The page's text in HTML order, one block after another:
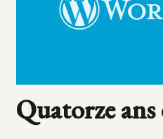
Quatorze ans